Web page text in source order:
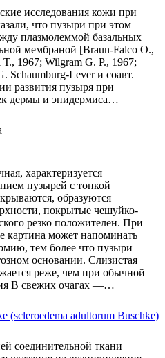
исследования кожи при
что пузыри при этом
плазмолеммой базальных
мембраной [Braun-Falco О.,
1967; Wilgram G. P., 1967;
Schaumburg-Lever и соавт.
развития пузыря при
дермы и эпидермиса…
характеризуется
пузырей с тонкой
образуются
покрытые чешуйко-
резко положителен. При
картина может напоминать
тем более что пузыри
основании. Слизистая
реже, чем при обычной
В свежих очагах —…
(scleroedema adultorum Buschke)
соединительной ткани